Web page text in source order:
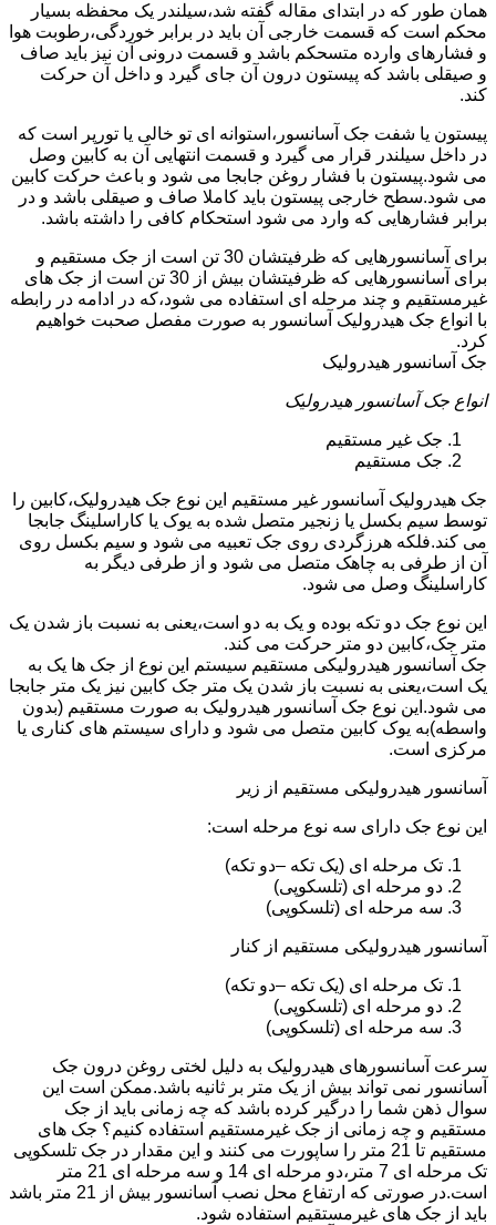
همان طور که در ابتدای مقاله گفته شد،سیلندر یک محفظه بسیار
محکم است که قسمت خارجی آن باید در برابر خوردگی،رطوبت هوا
و فشارهای وارده متسحکم باشد و قسمت درونی آن نیز باید صاف
و صیقلی باشد که پیستون درون آن جای گیرد و داخل آن حرکت
کند.
پیستون یا شفت جک آسانسور،استوانه ای تو خالی یا تورپر است که
در داخل سیلندر قرار می گیرد و قسمت انتهایی آن به کابین وصل
می شود.پیستون با فشار روغن جابجا می شود و باعث حرکت کابین
می شود.سطح خارجی پیستون باید کاملا صاف و صیقلی باشد و در
برابر فشارهایی که وارد می شود استحکام کافی را داشته باشد.
برای آسانسورهایی که ظرفیتشان 30 تن است از جک مستقیم و
برای آسانسورهایی که ظرفیتشان بیش از 30 تن است از جک های
غیرمستقیم و چند مرحله ای استفاده می شود،که در ادامه در رابطه
با انواع جک هیدرولیک آسانسور به صورت مفصل صحبت خواهیم
کرد.
جک آسانسور هیدرولیک
انواع جک آسانسور هیدرولیک
جک غیر مستقیم
جک مستقیم
جک هیدرولیک آسانسور غیر مستقیم این نوع جک هیدرولیک،کابین را
توسط سیم بکسل یا زنجیر متصل شده به یوک یا کاراسلینگ جابجا
می کند.فلکه هرزگردی روی جک تعبیه می شود و سیم بکسل روی
آن از طرفی به چاهک متصل می شود و از طرفی دیگر به
کاراسلینگ وصل می شود.
این نوع جک دو تکه بوده و یک به دو است،یعنی به نسبت باز شدن یک
متر جک،کابین دو متر حرکت می کند.
جک آسانسور هیدرولیکی مستقیم سیستم این نوع از جک ها یک به
یک است،یعنی به نسبت باز شدن یک متر جک کابین نیز یک متر جابجا
می شود.این نوع جک آسانسور هیدرولیک به صورت مستقیم (بدون
واسطه)به یوک کابین متصل می شود و دارای سیستم های کناری یا
مرکزی است.
آسانسور هیدرولیکی مستقیم از زیر
این نوع جک دارای سه نوع مرحله است:
تک مرحله ای (یک تکه –دو تکه)
دو مرحله ای (تلسکوپی)
سه مرحله ای (تلسکوپی)
آسانسور هیدرولیکی مستقیم از کنار
تک مرحله ای (یک تکه –دو تکه)
دو مرحله ای (تلسکوپی)
سه مرحله ای (تلسکوپی)
سرعت آسانسورهای هیدرولیک به دلیل لختی روغن درون جک
آسانسور نمی تواند بیش از یک متر بر ثانیه باشد.ممکن است این
سوال ذهن شما را درگیر کرده باشد که چه زمانی باید از جک
مستقیم و چه زمانی از جک غیرمستقیم استفاده کنیم؟ جک های
مستقیم تا 21 متر را ساپورت می کنند و این مقدار در جک تلسکوپی
تک مرحله ای 7 متر،دو مرحله ای 14 و سه مرحله ای 21 متر
است.در صورتی که ارتفاع محل نصب آسانسور بیش از 21 متر باشد
باید از جک های غیرمستقیم استفاده شود.